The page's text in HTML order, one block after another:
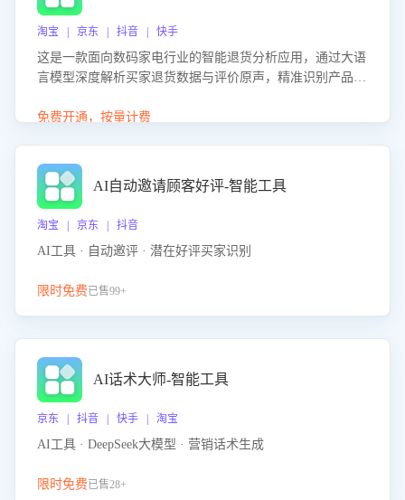
淘宝 | 京东 | 抖音 | 快手
这是一款面向数码家电行业的智能退货分析应用，通过大语
言模型深度解析买家退货数据与评价原声，精准识别产品质
改进建议，通过挖掘用户痛点驱动产品迭代，从根本上降低
免费开通，按量计费
AI自动邀请顾客好评-智能工具
淘宝 | 京东 | 抖音
AI工具 · 自动邀评 · 潜在好评买家识别
限时免费已售99+
AI话术大师-智能工具
京东 | 抖音 | 快手 | 淘宝
AI工具 · DeepSeek大模型 · 营销话术生成
限时免费已售28+